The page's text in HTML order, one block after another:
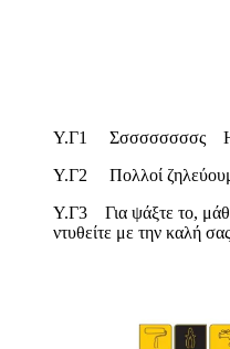
Υ.Γ1 Σσσσσσσσσς
Υ.Γ2 Πολλοί ζηλεύουμε
Υ.Γ3 Για ψάξτε το,
ντυθείτε με την καλή